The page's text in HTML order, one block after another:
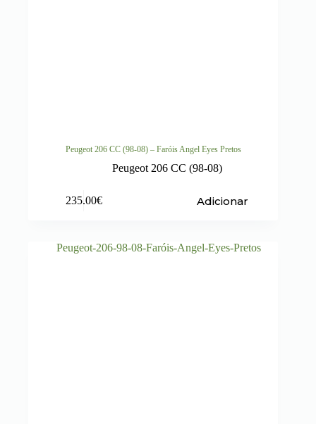
Peugeot 206 CC (98-08) – Faróis Angel Eyes Pretos
Peugeot 206 CC (98-08)
235.00€ Adicionar